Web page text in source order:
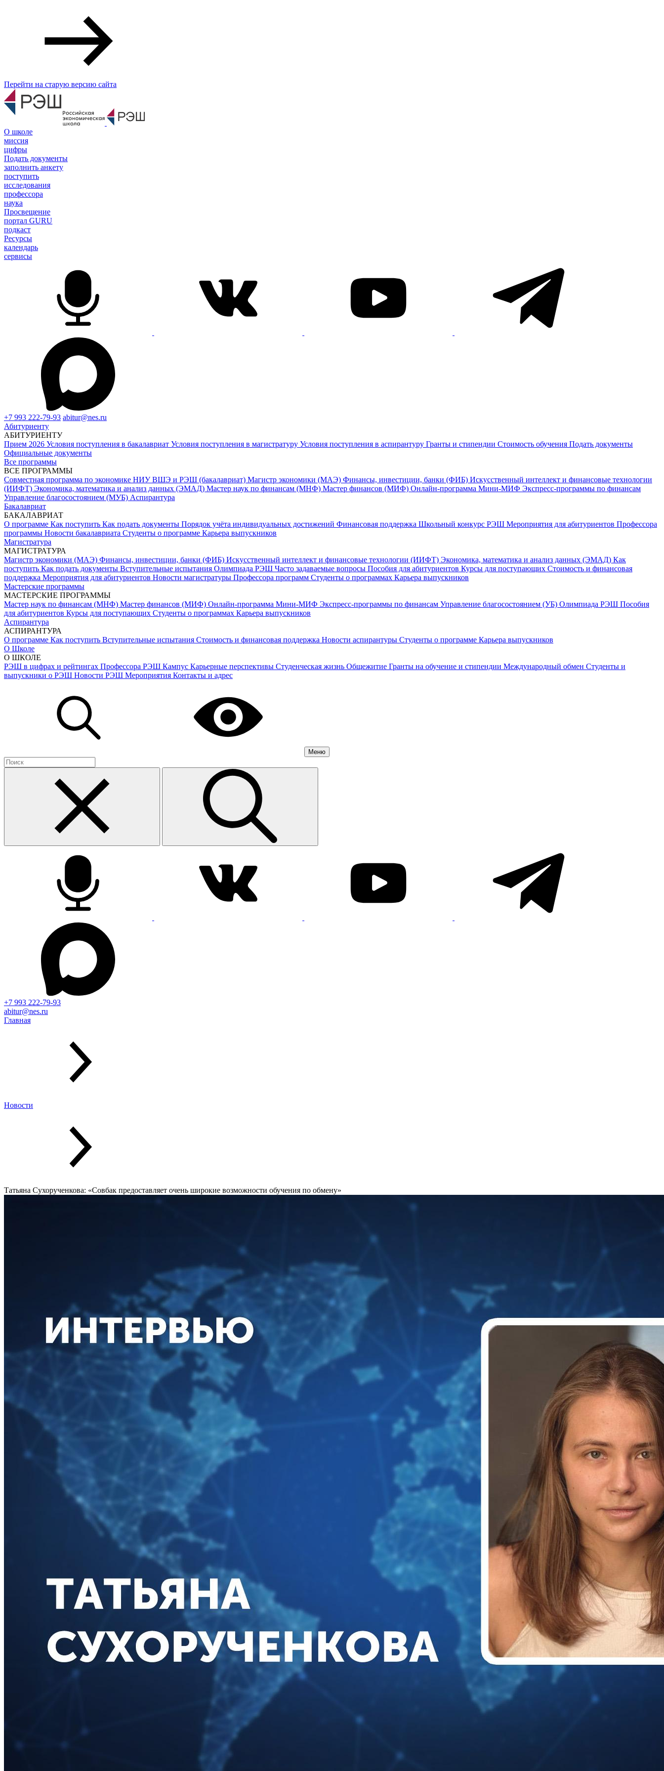
Перейти на старую версию сайта
О школе
миссия
цифры
Подать документы
заполнить анкету
поступить
исследования
профессора
наука
Просвещение
портал GURU
подкаст
Ресурсы
календарь
сервисы
+7 993 222-79-93 abitur@nes.ru
Абитуриенту
АБИТУРИЕНТУ
Прием 2026 Условия поступления в бакалавриат Условия поступления в магистратуру Условия поступления в аспирантуру Гранты и стипендии Стоимость обучения Подать документы
Официальные документы
Все программы
ВСЕ ПРОГРАММЫ
Совместная программа по экономике НИУ ВШЭ и РЭШ (бакалавриат) Магистр экономики (МАЭ) Финансы, инвестиции, банки (ФИБ) Искусственный интеллект и финансовые технологии
(ИИФТ) Экономика, математика и анализ данных (ЭМАД) Мастер наук по финансам (МНФ) Мастер финансов (МИФ) Онлайн-программа Мини-МИФ Экспресс-программы по финансам
Управление благосостоянием (МУБ) Аспирантура
Бакалавриат
БАКАЛАВРИАТ
О программе Как поступить Как подать документы Порядок учёта индивидуальных достижений Финансовая поддержка Школьный конкурс РЭШ Мероприятия для абитуриентов Профессора
программы Новости бакалавриата Студенты о программе Карьера выпускников
Магистратура
МАГИСТРАТУРА
Магистр экономики (МАЭ) Финансы, инвестиции, банки (ФИБ) Искусственный интеллект и финансовые технологии (ИИФТ) Экономика, математика и анализ данных (ЭМАД) Как
поступить Как подать документы Вступительные испытания Олимпиада РЭШ Часто задаваемые вопросы Пособия для абитуриентов Курсы для поступающих Стоимость и финансовая
поддержка Мероприятия для абитуриентов Новости магистратуры Профессора программ Студенты о программах Карьера выпускников
Мастерские программы
МАСТЕРСКИЕ ПРОГРАММЫ
Мастер наук по финансам (МНФ) Мастер финансов (МИФ) Онлайн-программа Мини-МИФ Экспресс-программы по финансам Управление благосостоянием (УБ) Олимпиада РЭШ Пособия
для абитуриентов Курсы для поступающих Студенты о программах Карьера выпускников
Аспирантура
АСПИРАНТУРА
О программе Как поступить Вступительные испытания Стоимость и финансовая поддержка Новости аспирантуры Студенты о программе Карьера выпускников
О Школе
О ШКОЛЕ
РЭШ в цифрах и рейтингах Профессора РЭШ Кампус Карьерные перспективы Студенческая жизнь Общежитие Гранты на обучение и стипендии Международный обмен Студенты и
выпускники о РЭШ Новости РЭШ Мероприятия Контакты и адрес
Меню
+7 993 222-79-93
abitur@nes.ru
Главная
Новости
Татьяна Сухорученкова: «Совбак предоставляет очень широкие возможности обучения по обмену»